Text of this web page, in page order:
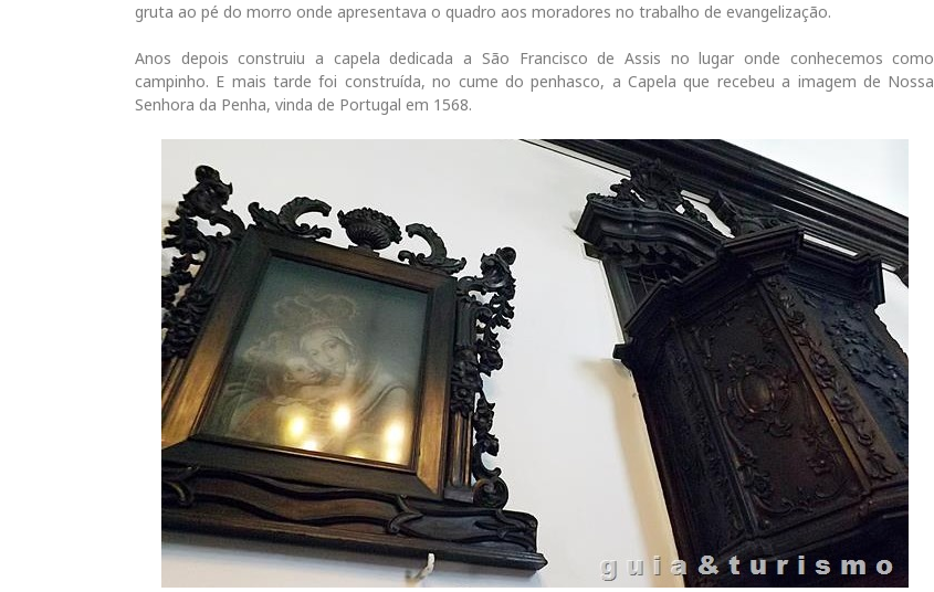
gruta ao pé do morro onde apresentava o quadro aos moradores no trabalho de evangelização.
Anos depois construiu a capela dedicada a São Francisco de Assis no lugar onde conhecemos como
campinho. E mais tarde foi construída, no cume do penhasco, a Capela que recebeu a imagem de Nossa
Senhora da Penha, vinda de Portugal em 1568.